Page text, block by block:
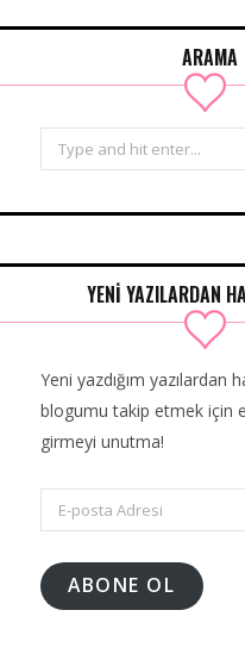
ARAMA
Search
for:
YENİ YAZILARDAN
Yeni yazdığım yazılardan
blogumu takip etmek için
girmeyi unutma!
posta
Adresi
ABONE OL